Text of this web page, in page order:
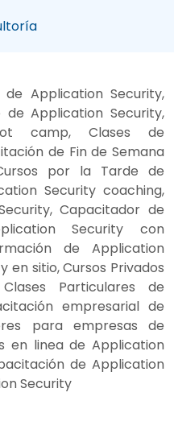
Application Security,
Application Security,
camp, Clases de
de Fin de Semana
por la Tarde de
Security coaching,
Capacitador de
Security con
de Application
en sitio, Cursos Privados
Particulares de
empresarial de
para empresas de
en linea de Application
de Application
Security